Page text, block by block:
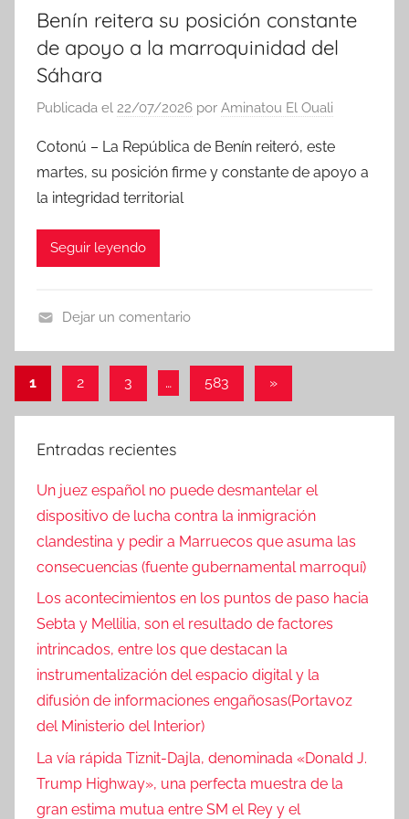
Benín reitera su posición constante
de apoyo a la marroquinidad del
Sáhara
Publicada el 22/07/2026 por Aminatou El Ouali
Cotonú – La República de Benín reiteró, este
martes, su posición firme y constante de apoyo a
la integridad territorial
Seguir leyendo
o
i
a
Dejar un comentario
Paginación
de
entradas
1 2 3 … 583
Entradas
siguientes
»
Entradas recientes
Un juez español no puede desmantelar el
dispositivo de lucha contra la inmigración
clandestina y pedir a Marruecos que asuma las
consecuencias (fuente gubernamental marroquí)
Los acontecimientos en los puntos de paso hacia
Sebta y Mellilia, son el resultado de factores
intrincados, entre los que destacan la
instrumentalización del espacio digital y la
difusión de informaciones engañosas(Portavoz
del Ministerio del Interior)
La vía rápida Tiznit-Dajla, denominada «Donald J.
Trump Highway», una perfecta muestra de la
gran estima mutua entre SM el Rey y el